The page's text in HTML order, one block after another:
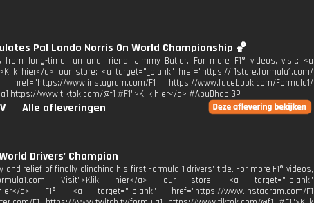
Pal Lando Norris On World Championship 🏀
long-time fan and friend, Jimmy Butler. For more F1® videos, visit: <a
hier</a> our store: <a target="_blank" href="https://f1store.formula1.com/
www.instagram.com/F1 https://www.facebook.com/Formula1/
www.tiktok.com/@f1 #F1">Klik hier</a> #AbuDhabiGP
Alle afleveringen
Drivers' Champion
relief of finally clinching his first Formula 1 drivers' title. For more F1® videos,
Visit">Klik hier</a> our store: <a target="_blank"
a> F1®: <a target="_blank" href="https://www.instagram.com/F1